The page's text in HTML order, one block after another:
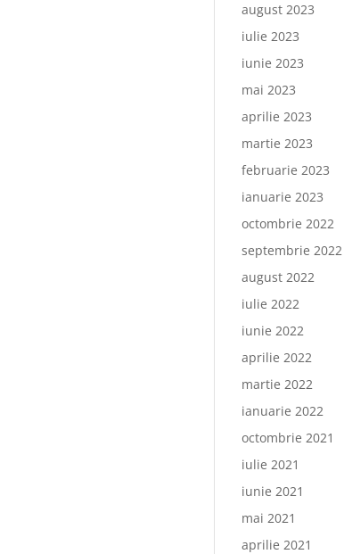
august 2023
iulie 2023
iunie 2023
mai 2023
aprilie 2023
martie 2023
februarie 2023
ianuarie 2023
octombrie 2022
septembrie 2022
august 2022
iulie 2022
iunie 2022
aprilie 2022
martie 2022
ianuarie 2022
octombrie 2021
iulie 2021
iunie 2021
mai 2021
aprilie 2021